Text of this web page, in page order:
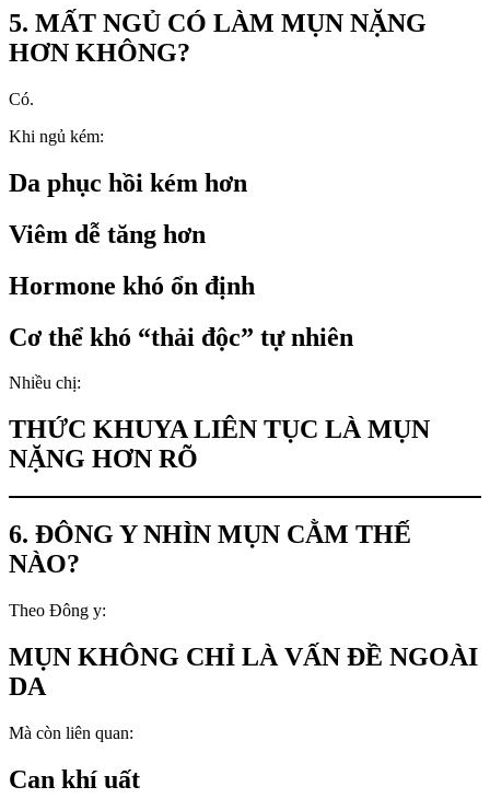
5. MẤT NGỦ CÓ LÀM MỤN NẶNG
HƠN KHÔNG?
Có.
Khi ngủ kém:
Da phục hồi kém hơn
Viêm dễ tăng hơn
Hormone khó ổn định
Cơ thể khó “thải độc” tự nhiên
Nhiều chị:
THỨC KHUYA LIÊN TỤC LÀ MỤN
NẶNG HƠN RÕ
6. ĐÔNG Y NHÌN MỤN CẰM THẾ
NÀO?
Theo Đông y:
MỤN KHÔNG CHỈ LÀ VẤN ĐỀ NGOÀI
DA
Mà còn liên quan:
Can khí uất